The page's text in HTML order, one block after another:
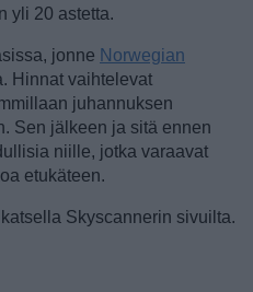
yli 20 astetta.
jonne Norwegian
Hinnat vaihtelevat
juhannuksen
Sen jälkeen ja sitä ennen
niille, jotka varaavat
etukäteen.
Skyscannerin sivuilta.